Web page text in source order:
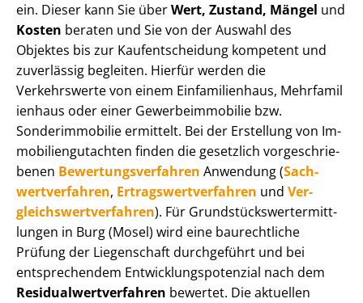
ein. Dieser kann Sie überWert, Zustand, Mängel und
Kosten beraten und Sie von der Auswahl des
Objektes bis zur Kauf­ent­schei­dung kompetent und
zuverlässig begleiten. Hierfür werden die
Verkehrswerte von einem Einfamilienhaus, Mehr­fa­mi­l
i­en­haus oder einer Ge­wer­be­im­mo­bi­lie bzw.
Sonderimmobilie ermittelt. Bei der Erstellung von Im­
mo­bi­li­en­gut­ach­ten finden die gesetzlich vor­ge­schrie­
be­nen Be­wer­tungs­ver­fah­ren Anwendung (Sach­
wert­ver­fah­ren, Er­trags­wert­ver­fah­ren und Ver­
gleichs­wert­ver­fah­ren). Für Grund­stücks­wert­ermitt­
lun­gen in Burg (Mosel) wird eine baurechtliche
Prüfung der Liegenschaft durchgeführt und bei
entsprechendem Ent­wick­lungs­po­ten­zi­al nach dem
Re­si­du­al­wert­ver­fah­ren bewertet. Die aktuellen